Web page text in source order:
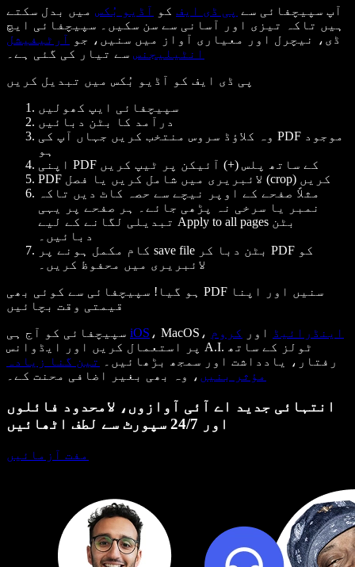
آپ سپیچفائی سے پی ڈی ایف کو آڈیو بُکس میں بدل سکتے
ہیں تاکہ تیزی اور آسانی سے سن سکیں۔ سپیچفائی ایچ
ڈی، نیچرل اور معیاری آواز میں سنیں، جو آرٹیفیشل
انٹیلیجنس سے تیار کی گئی ہے۔
پی ڈی ایف کو آڈیو بُکس میں تبدیل کریں
سپیچفائی ایپ کھولیں
درآمد کا بٹن دبائیں
وہ کلاؤڈ سروس منتخب کریں جہاں آپ کی PDF موجود
ہو
اپنی PDF کے ساتھ پلس (+) آئیکن پر ٹیپ کریں
PDF لائبریری میں شامل کریں یا فصل (crop) کریں
مثلاً صفحے کے اوپر نیچے سے حصہ کاٹ دیں تاکہ
نمبر یا سرخی نہ پڑھی جائے۔ ہر صفحے پر یہی
تبدیلی لگانے کے لیے Apply to all pages بٹن
دبائیں۔
کام مکمل ہونے پر save file بٹن دبا کر PDF کو
لائبریری میں محفوظ کریں۔
ہو گیا! سپیچفائی سے کوئی بھی PDF سنیں اور اپنا
قیمتی وقت بچائیں
iOS ، MacOS، اینڈرائیڈ اور
کروم
پر استعمال کریں اور ایڈوانس A.I. ٹولز کے ساتھ
رفتار، یادداشت اور سمجھ بڑھائیں۔
تین گنا زیادہ
مؤثر بنیں ، وہ بھی بغیر اضافی محنت کے۔
انتہائی جدید اے آئی آوازوں، لامحدود فائلوں
اور 24/7 سپورٹ سے لطف اٹھائیں
مفت آزمائیں